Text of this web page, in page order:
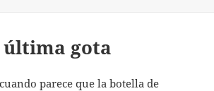
gota
parece que la botella de